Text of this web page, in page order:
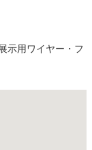
示用ワイヤー・フ